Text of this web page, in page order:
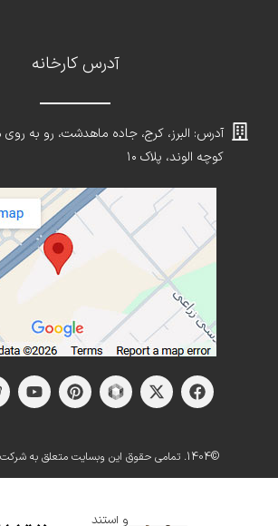
آدرس کارخانه
آدرس: البرز، کرج، جاده ماهدشت، رو به
کوچه الوند، پلاک ۱۰
©1404. تمامی حقوق این وبسایت متعلق به شرکت زد دیزاین است.
و استند